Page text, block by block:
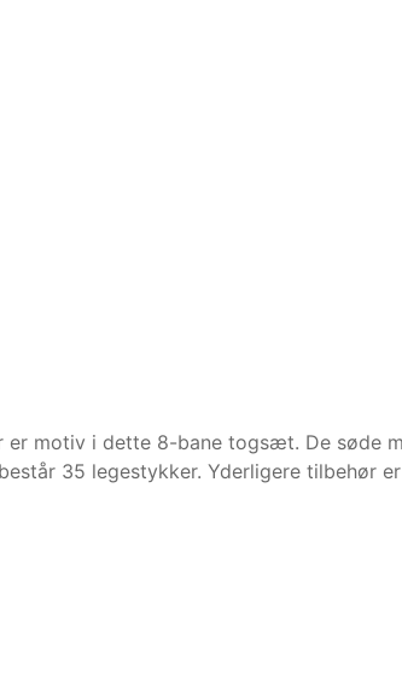
er motiv i dette 8-bane togsæt. De søde
35 legestykker. Yderligere tilbehør